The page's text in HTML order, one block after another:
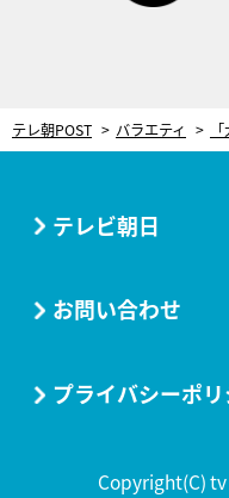
テレ朝POST バラエティ
テレビ朝日
お問い合わせ
プライバシーポ
Copyright(C)